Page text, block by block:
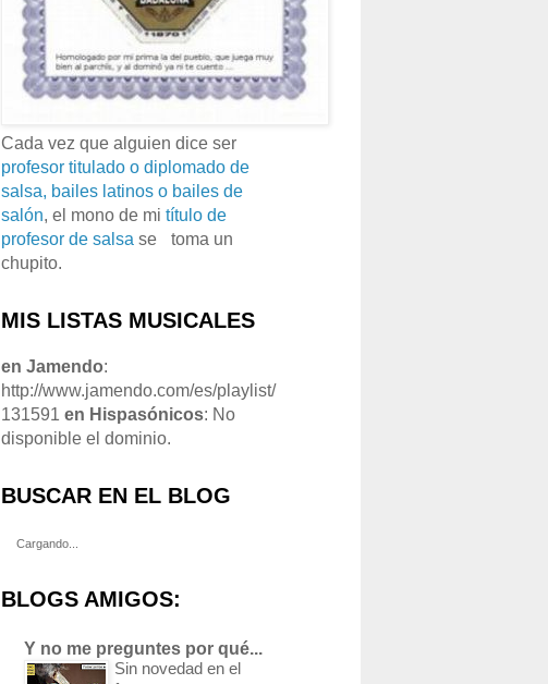
Cada vez que alguien dice ser
profesor titulado o diplomado de
salsa, bailes latinos o bailes de
salón, el mono de mi título de
profesor de salsa se
toma un
chupito.
MIS LISTAS MUSICALES
en Jamendo:
http://www.jamendo.com/es/playlist/
131591 en Hispasónicos: No
disponible el dominio.
BUSCAR EN EL BLOG
Cargando...
BLOGS AMIGOS:
Y no me preguntes por qué...
Sin novedad en el